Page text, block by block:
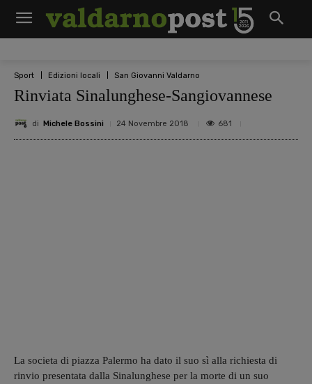
Sport Edizioni locali San Giovanni Valdarno
Rinviata Sinalunghese-Sangiovannese
di Michele Bossini 24 Novembre 2018 681
La societa di piazza Palermo ha dato il suo sì alla richiesta di
rinvio presentata dalla Sinalunghese per la morte di un suo